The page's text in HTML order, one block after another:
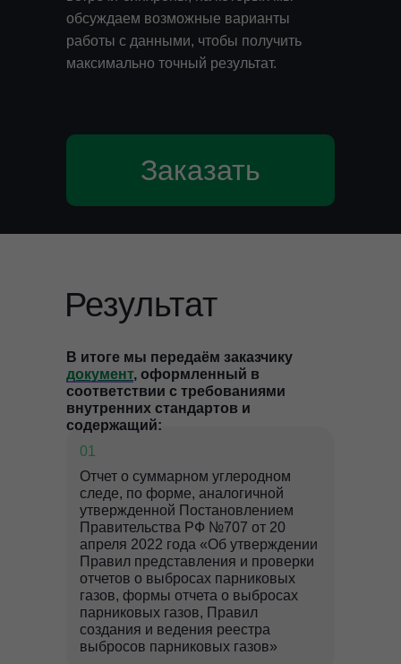
undefined
обсуждаем возможные варианты
работы с данными, чтобы получить
максимально точный результат.
Заказать
Результат
В итоге мы передаём заказчику
документ, оформленный в
соответствии с требованиями
внутренних стандартов и
содержащий:
Отчет о суммарном углеродном
следе, по форме, аналогичной
утвержденной Постановлением
Правительства РФ №707 от 20
апреля 2022 года «Об утверждении
Правил представления и проверки
отчетов о выбросах парниковых
газов, формы отчета о выбросах
парниковых газов, Правил
создания и ведения реестра
выбросов парниковых газов»
01